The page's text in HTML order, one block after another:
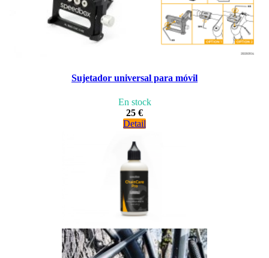
Sujetador universal para móvil
En stock
25 €
Detail